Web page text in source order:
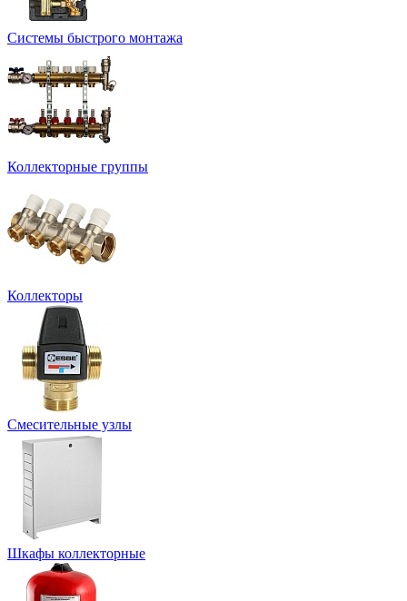
Системы быстрого монтажа
Коллекторные группы
Коллекторы
Смесительные узлы
Шкафы коллекторные